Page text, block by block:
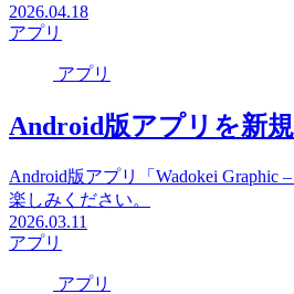
2026.04.18
アプリ
アプリ
Android版アプリを新
Android版アプリ「Wadokei
楽しみください。
2026.03.11
アプリ
アプリ